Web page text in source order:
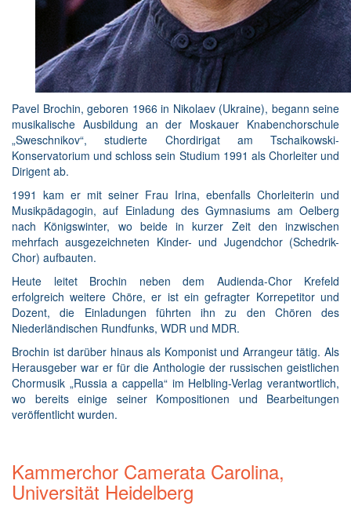
Pavel Brochin, geboren 1966 in Nikolaev (Ukraine), begann seine
musikalische Ausbildung an der Moskauer Knabenchorschule
„Sweschnikov“, studierte Chordirigat am Tschaikowski-
Konservatorium und schloss sein Studium 1991 als Chorleiter und
Dirigent ab.
1991 kam er mit seiner Frau Irina, ebenfalls Chorleiterin und
Musikpädagogin, auf Einladung des Gymnasiums am Oelberg
nach Königswinter, wo beide in kurzer Zeit den inzwischen
mehrfach ausgezeichneten Kinder- und Jugendchor (Schedrik-
Chor) aufbauten.
Heute leitet Brochin neben dem Audienda-Chor Krefeld
erfolgreich weitere Chöre, er ist ein gefragter Korrepetitor und
Dozent, die Einladungen führten ihn zu den Chören des
Niederländischen Rundfunks, WDR und MDR.
Brochin ist darüber hinaus als Komponist und Arrangeur tätig. Als
Herausgeber war er für die Anthologie der russischen geistlichen
Chormusik „Russia a cappella“ im Helbling-Verlag verantwortlich,
wo bereits einige seiner Kompositionen und Bearbeitungen
veröffentlicht wurden.
Kammerchor Camerata Carolina,
Universität Heidelberg